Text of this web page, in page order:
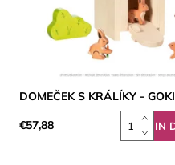
DOMEČEK S KRÁLÍKY - GOKI
€57,88